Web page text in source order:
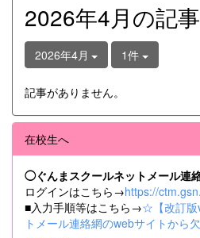
2026年4月の記
2026年4月 1件
記事がありません。
在校生へ
◯ぐんまスクールネットメール連
ログインはこちら→https://
■入力手順等はこちら→☆【改訂版
トメール連絡網のwebサイトから